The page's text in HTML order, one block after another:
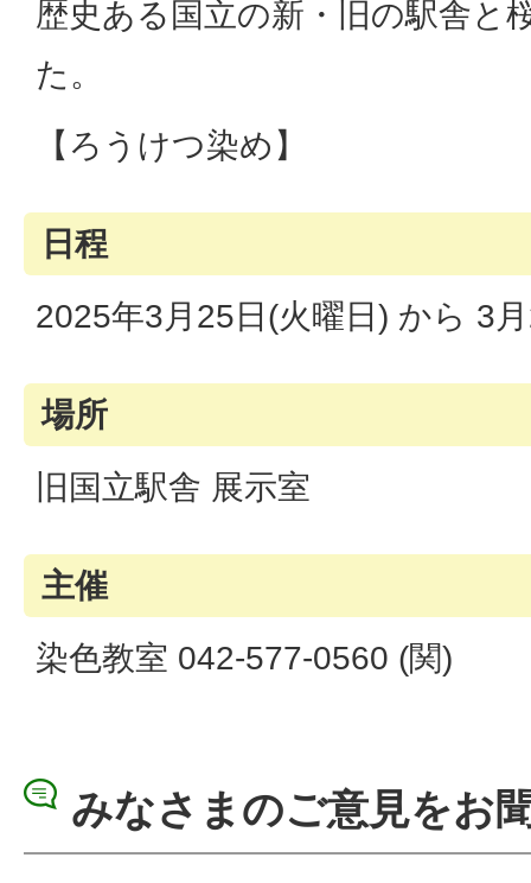
歴史ある国立の新・旧の駅舎と
た。
【ろうけつ染め】
日程
2025年3月25日(火曜日) から 3
場所
旧国立駅舎 展示室
主催
染色教室 042-577-0560 (関)
みなさまのご意見をお